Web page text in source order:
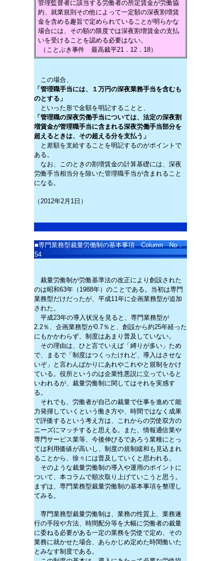
管理監督者に該当する労働者の所定賃金が労働協
約、就業規則その他によって一定額の深夜割増賃
金を含める趣旨で定められていることが明らかな
場合には、その額の限度では深夜割増賃金の支払
いを受けることを認める必要はない。
（ことぶき事件 最高裁平21．12．18）
この場合、
「管理職手当には、１万円の深夜業務手当を含むも
のとする」
といった形で金額を明記することと、
「管理職の深夜労働手当については、法定の深夜割
増賃金が管理職手当に含まれる深夜労働手当部分を
超えるときは、その超える分を支払う」
と差額を支給することを明記するのがポイントで
ある。
なお、このときの割増賃金の計算基礎には、深夜
労働手当相当分を除いた管理職手当が含まれること
になる。
（2012年2月1日）
■専門業務型裁量労働制の基本事項 Column No．
54
裁量労働制が労働基準法の改正により創設された
のは昭和63年（1988年）のことである。当初は専門
業務型だけだったが、平成11年に企画業務型が追加
された。
平成23年の導入状況を見ると、専門業務型が
2.2％、企画業務型が0.7％と、創設から約25年経った
にもかかわらず、制度はあまり普及していない。
その理由は、ひと言でいえば「縛りが多い」ため
で、まるで「制度はつくったけれど、導入はさせな
いぞ」と言わんばかりにあれやこれやと規制をかけ
ている。役所というのは企業性悪説に立っていると
いわれるが、裁量労働制に関してはそれを実感す
る。
それでも、労働者が自己の裁量で仕事を進めて能
力発揮していくという働き方や、時間ではなく成果
で評価するという考え方は、これからの労使双方の
ニーズにマッチすると思える。また、情報通信業や
専門サービス業等、今後伸びるであろう業種にとっ
ては利用価値が高いし、制度の規制緩和も見込まれ
ることから、徐々には普及していくと思われる。
そのような裁量労働制の導入や運用のポイントに
ついて、本コラムで順次取り上げていこうと思う。
まずは、専門業務型裁量労働制の基本事項を整理し
てみる。
専門業務型裁量労働制は、業務の性質上、業務遂
行の手段や方法、時間配分等を大幅に労働者の裁量
に委ねる必要がある一定の業務を労使で定め、その
業務に就かせた場合、あらかじめ定めた時間働いた
とみなす制度である。